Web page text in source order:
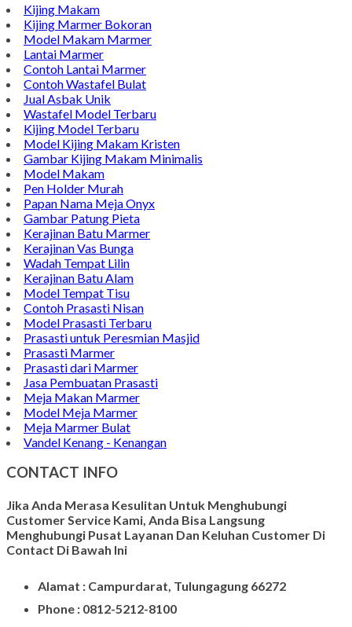
Kijing Makam
Kijing Marmer Bokoran
Model Makam Marmer
Lantai Marmer
Contoh Lantai Marmer
Contoh Wastafel Bulat
Jual Asbak Unik
Wastafel Model Terbaru
Kijing Model Terbaru
Model Kijing Makam Kristen
Gambar Kijing Makam Minimalis
Model Makam
Pen Holder Murah
Papan Nama Meja Onyx
Gambar Patung Pieta
Kerajinan Batu Marmer
Kerajinan Vas Bunga
Wadah Tempat Lilin
Kerajinan Batu Alam
Model Tempat Tisu
Contoh Prasasti Nisan
Model Prasasti Terbaru
Prasasti untuk Peresmian Masjid
Prasasti Marmer
Prasasti dari Marmer
Jasa Pembuatan Prasasti
Meja Makan Marmer
Model Meja Marmer
Meja Marmer Bulat
Vandel Kenang - Kenangan
CONTACT INFO
Jika Anda Merasa Kesulitan Untuk Menghubungi
Customer Service Kami, Anda Bisa Langsung
Menghubungi Pusat Layanan Dan Keluhan Customer Di
Contact Di Bawah Ini
Alamat : Campurdarat, Tulungagung 66272
Phone : 0812-5212-8100